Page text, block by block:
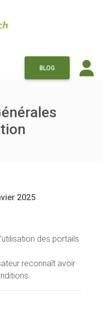
BLOG
2025
des portails
reconnaît avoir